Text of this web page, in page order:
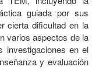
guiada por sus
cierta dificultad en la
varios aspectos de la
investigaciones en el
y evaluación